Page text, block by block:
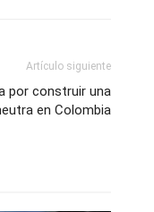
Artículo siguiente
por construir una
en Colombia